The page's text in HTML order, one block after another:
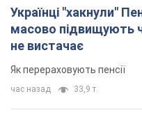
Українці "хакнули"
масово підвищують
не вистачає
Як перераховують пенсії
час назад 33,9 т.